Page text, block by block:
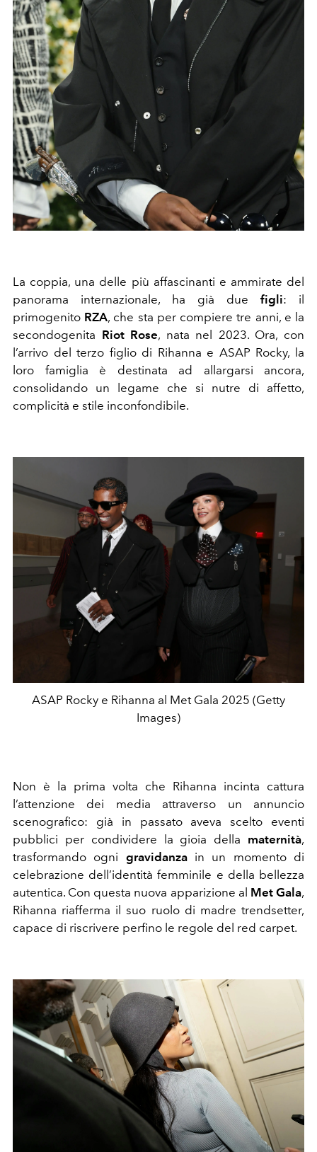
La coppia, una delle più affascinanti e ammirate del
panorama internazionale, ha già due figli: il
primogenito RZA, che sta per compiere tre anni, e la
secondogenita Riot Rose, nata nel 2023. Ora, con
l’arrivo del terzo figlio di Rihanna e ASAP Rocky, la
loro famiglia è destinata ad allargarsi ancora,
consolidando un legame che si nutre di affetto,
complicità e stile inconfondibile.
ASAP Rocky e Rihanna al Met Gala 2025 (Getty
Images)
Non è la prima volta che Rihanna incinta cattura
l’attenzione dei media attraverso un annuncio
scenografico: già in passato aveva scelto eventi
pubblici per condividere la gioia della maternità,
trasformando ogni gravidanzain un momento di
celebrazione dell’identità femminile e della bellezza
autentica. Con questa nuova apparizione al Met Gala,
Rihanna riafferma il suo ruolo di madre trendsetter,
capace di riscrivere perfino le regole del red carpet.